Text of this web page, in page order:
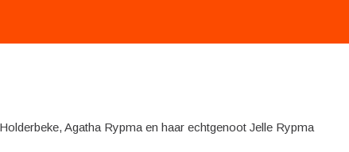
Agatha Rypma en haar echtgenoot Jelle Rypma